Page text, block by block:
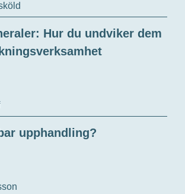
Hur du undviker dem
upphandling?